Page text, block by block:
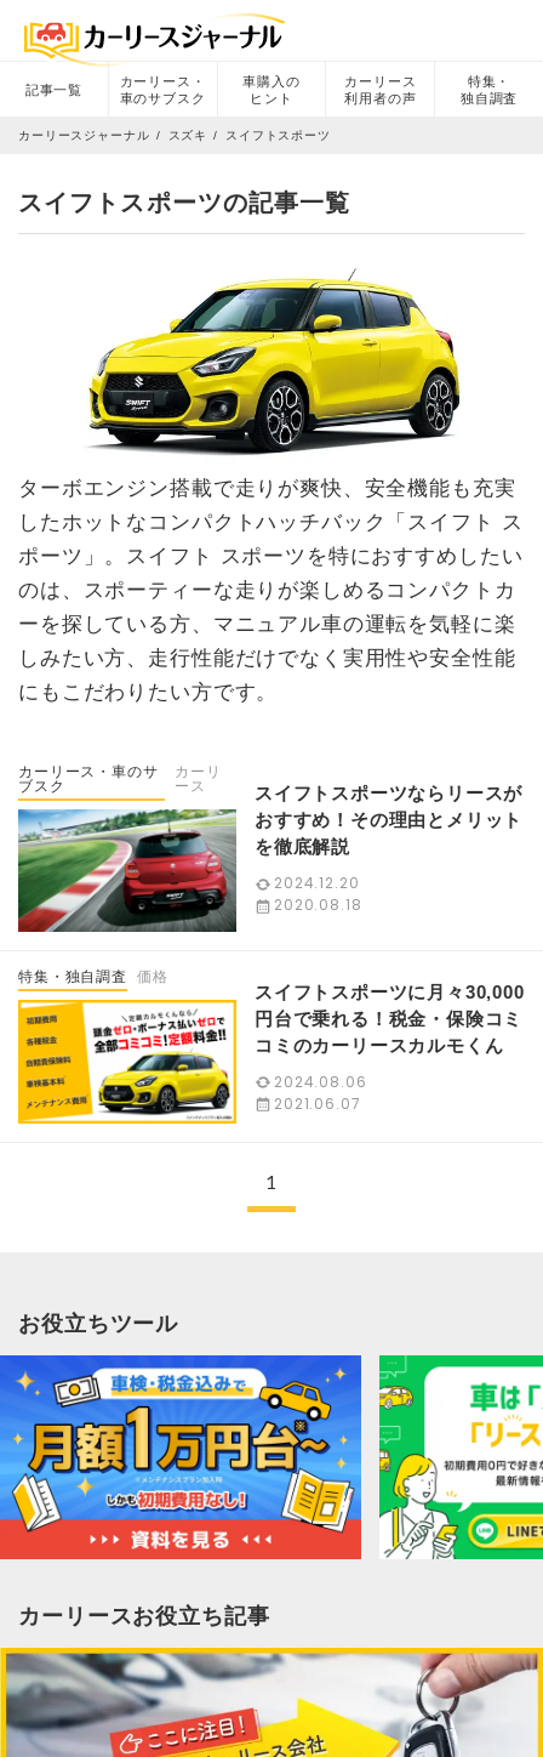
記事一覧
カーリース・
車のサブスク
車購入の
ヒント
カーリース
利用者の声
特集・
独自調査
カーリースジャーナル スズキ スイフトスポーツ
スイフトスポーツの記事一覧
ターボエンジン搭載で走りが爽快、安全機能も充実
したホットなコンパクトハッチバック「スイフト ス
ポーツ」。スイフト スポーツを特におすすめしたい
のは、スポーティーな走りが楽しめるコンパクトカ
ーを探している方、マニュアル車の運転を気軽に楽
しみたい方、走行性能だけでなく実用性や安全性能
にもこだわりたい方です。
カーリース・車のサ
ブスク
カーリ
ース
スイフトスポーツならリースが
おすすめ！その理由とメリット
を徹底解説
2024.12.20
2020.08.18
特集・独自調査 価格
スイフトスポーツに月々30,000
円台で乗れる！税金・保険コミ
コミのカーリースカルモくん
2024.08.06
2021.06.07
1
お役立ちツール
カーリースお役立ち記事